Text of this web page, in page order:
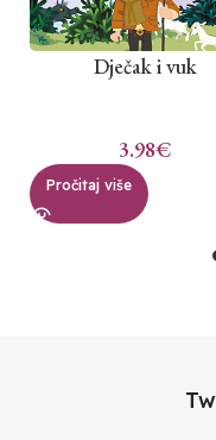
Dječak i vuk
3.98€
Pročitaj više